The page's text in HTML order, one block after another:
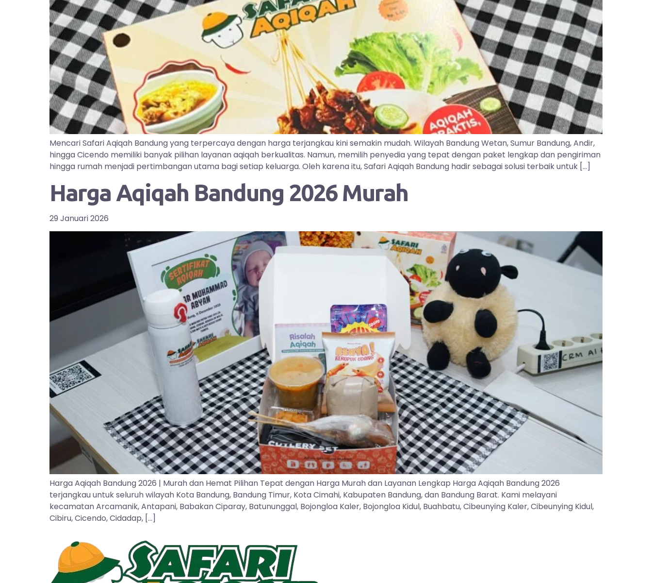
Mencari Safari Aqiqah Bandung yang terpercaya dengan harga terjangkau kini semakin mudah. Wilayah Bandung Wetan, Sumur Bandung, Andir,
hingga Cicendo memiliki banyak pilihan layanan aqiqah berkualitas. Namun, memilih penyedia yang tepat dengan paket lengkap dan pengiriman
hingga rumah menjadi pertimbangan utama bagi setiap keluarga. Oleh karena itu, Safari Aqiqah Bandung hadir sebagai solusi terbaik untuk […]
Harga Aqiqah Bandung 2026 Murah
29 Januari 2026
Harga Aqiqah Bandung 2026 | Murah dan Hemat Pilihan Tepat dengan Harga Murah dan Layanan Lengkap Harga Aqiqah Bandung 2026
terjangkau untuk seluruh wilayah Kota Bandung, Bandung Timur, Kota Cimahi, Kabupaten Bandung, dan Bandung Barat. Kami melayani
kecamatan Arcamanik, Antapani, Babakan Ciparay, Batununggal, Bojongloa Kaler, Bojongloa Kidul, Buahbatu, Cibeunying Kaler, Cibeunying Kidul,
Cibiru, Cicendo, Cidadap, […]